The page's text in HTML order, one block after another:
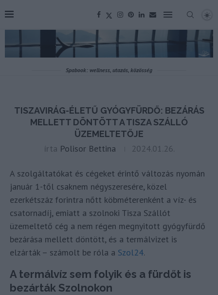
Spabook: wellness, utazás, közösség
TISZAVIRÁG-ÉLETŰ GYÓGYFÜRDŐ: BEZÁRÁS
MELLETT DÖNTÖTT A TISZA SZÁLLÓ
ÜZEMELTETŐJE
írta Polisor Bettina 2024.01.26.
A szolgáltatókat és cégeket érintő változás nyomán
január 1-től csaknem négyszeresére, közel
ezerkétszáz forintra nőtt köbméterenként a víz- és
csatornadíj, emiatt a szolnoki Tisza Szállót
üzemeltető cég a nem régen megnyitott gyógyfürdő
bezárása mellett döntött, és a termálvizet is
elzárták – számolt be róla a Szol24.
A termálvíz sem folyik és a fürdőt is
bezárták Szolnokon